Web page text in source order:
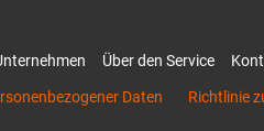
Über den Service
Daten
Richtlinie